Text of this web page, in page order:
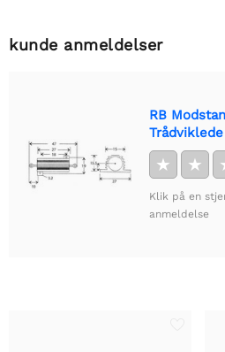
kunde anmeldelser
RB
★ ★
Klik på en
anmeldelse